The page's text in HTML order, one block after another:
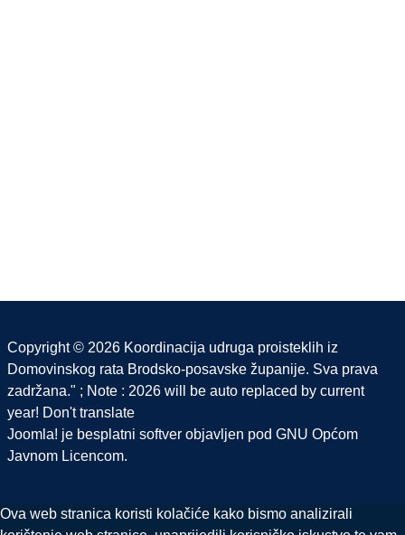
Copyright © 2026 Koordinacija udruga proisteklih iz
Domovinskog rata Brodsko-posavske županije. Sva prava
zadržana." ; Note : 2026 will be auto replaced by current
year! Don't translate
Joomla! je besplatni softver objavljen pod GNU Općom
Javnom Licencom.
Ova web stranica koristi kolačiće kako bismo analizirali